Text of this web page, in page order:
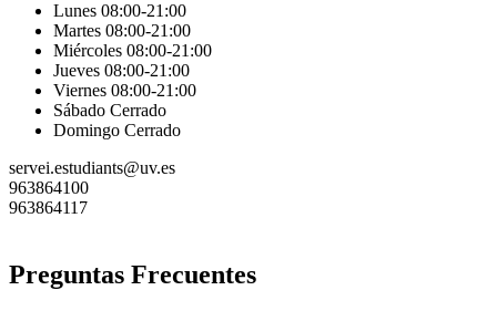
Lunes 08:00-21:00
Martes 08:00-21:00
Miércoles 08:00-21:00
Jueves 08:00-21:00
Viernes 08:00-21:00
Sábado Cerrado
Domingo Cerrado
servei.estudiants@uv.es
963864100
963864117
Preguntas Frecuentes